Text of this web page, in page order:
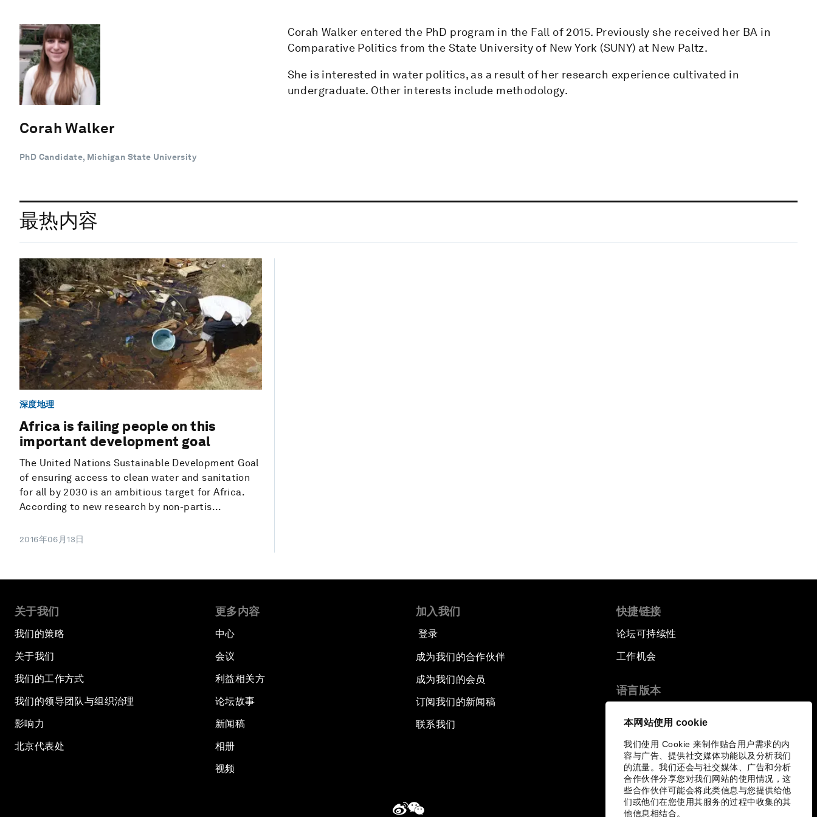
本网站使用 cookie
我们使用 Cookie 来制作贴合用户需求的内
容与广告、提供社交媒体功能以及分析我们
的流量。我们还会与社交媒体、广告和分析
合作伙伴分享您对我们网站的使用情况，这
些合作伙伴可能会将此类信息与您提供给他
们或他们在您使用其服务的过程中收集的其
他信息相结合。
Corah Walker
PhD Candidate, Michigan State University
Corah Walker entered the PhD program in the Fall of 2015. Previously she received her BA in
Comparative Politics from the State University of New York (SUNY) at New Paltz.
She is interested in water politics, as a result of her research experience cultivated in
undergraduate. Other interests include methodology.
最热内容
深度地理
Africa is failing people on this
important development goal
The United Nations Sustainable Development Goal
of ensuring access to clean water and sanitation
for all by 2030 is an ambitious target for Africa.
According to new research by non-partis...
2016年06月13日
关于我们
我们的策略
关于我们
我们的工作方式
我们的领导团队与组织治理
影响力
北京代表处
更多内容
中心
会议
利益相关方
论坛故事
新闻稿
相册
视频
加入我们
登录
成为我们的合作伙伴
成为我们的会员
订阅我们的新闻稿
联系我们
快捷链接
论坛可持续性
工作机会
语言版本